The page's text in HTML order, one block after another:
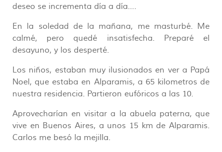
deseo se incrementa día a día….
En la soledad de la mañana, me masturbé. Me
calmé, pero quedé insatisfecha. Preparé el
desayuno, y los desperté.
Los niños, estaban muy ilusionados en ver a Papá
Noel, que estaba en Alparamis, a 65 kilometros de
nuestra residencia. Partieron eufóricos a las 10.
Aprovecharían en visitar a la abuela paterna, que
vive en Buenos Aires, a unos 15 km de Alparamis.
Carlos me besó la mejilla.